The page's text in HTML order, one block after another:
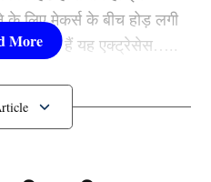
पर काफी गिरते हुए अपने क्रीज
उन्हें वार्निंग दी तब वह उनसे
से भिड़े अंपायर वीरेंद्र शर्मा,
लिए मेकर्स के बीच होड़ लगी
कौन-कौन हैं यह एक्ट्रेसेस…..
यह हसीनाएं?